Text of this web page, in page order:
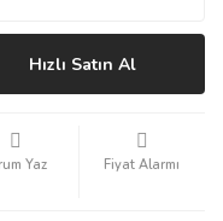
Hızlı Satın Al
Yaz Fiyat Alarmı